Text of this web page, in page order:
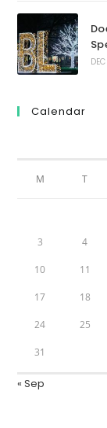
Calendar
M T
3 4
10 11
17 18
24 25
31
« Sep